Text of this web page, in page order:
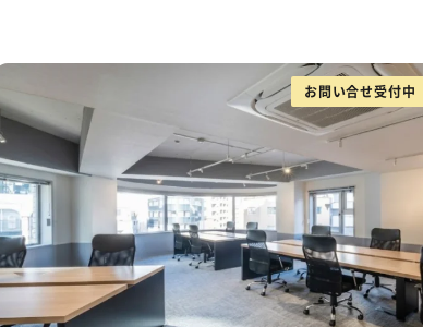
ィス特集
お問い合せ受付中